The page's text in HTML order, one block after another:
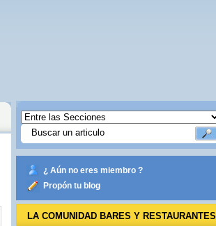
¿ Aún no eres miembro ?
Propón tu blog
LA COMUNIDAD BARES Y RESTAURANTES